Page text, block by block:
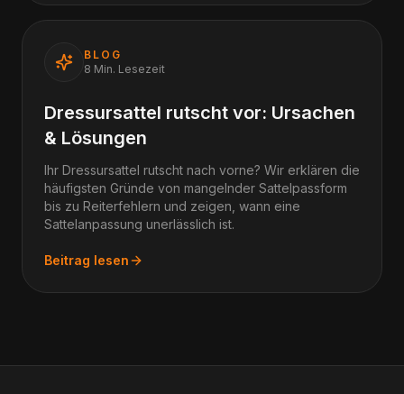
BLOG
8 Min. Lesezeit
Dressursattel rutscht vor: Ursachen
& Lösungen
Ihr Dressursattel rutscht nach vorne? Wir erklären die
häufigsten Gründe von mangelnder Sattelpassform
bis zu Reiterfehlern und zeigen, wann eine
Sattelanpassung unerlässlich ist.
Beitrag lesen